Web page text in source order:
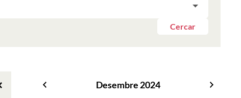
Cercar
Desembre 2024